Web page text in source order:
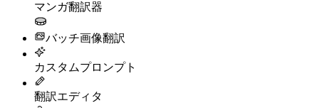
マンガ翻訳器
バッチ画像翻訳
カスタムプロンプト
翻訳エディタ